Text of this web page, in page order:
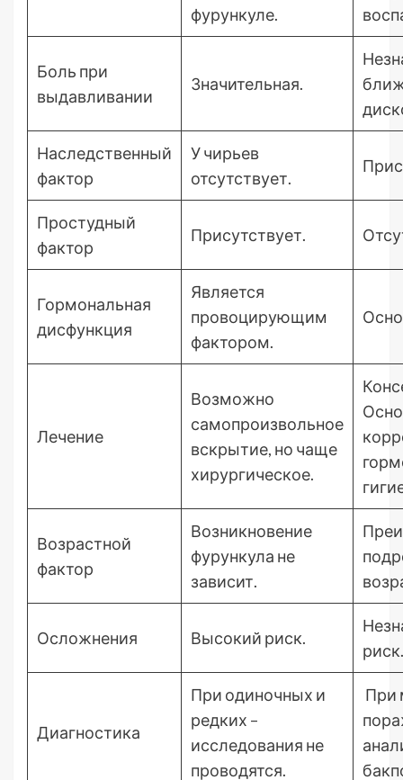
фурункуле.
Боль при
выдавливании
Значительная.
Наследственный
фактор
У чирьев
отсутствует.
Простудный
фактор
Присутствует.
Гормональная
дисфункция
Является
провоцирующим
фактором.
Лечение
Возможно
самопроизвольное
вскрытие, но чаще
хирургическое.
Возрастной
фактор
Возникновение
фурункула не
зависит.
Осложнения Высокий риск.
риск.
Диагностика
При одиночных и
редких –
исследования не
проводятся.
При